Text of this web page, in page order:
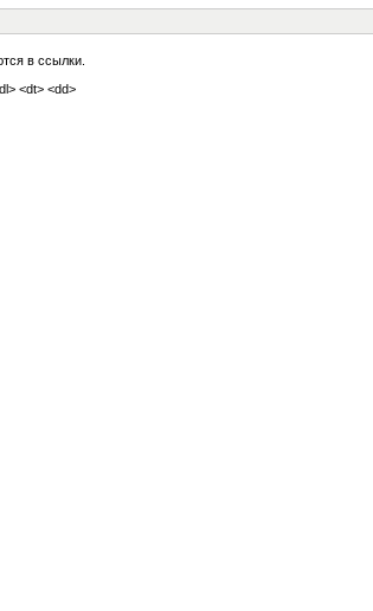
в ссылки.
<dt> <dd>